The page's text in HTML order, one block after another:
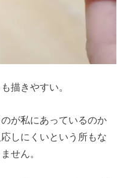
描きやすい。
が私にあっているのか
しにくいという所もな
せん。